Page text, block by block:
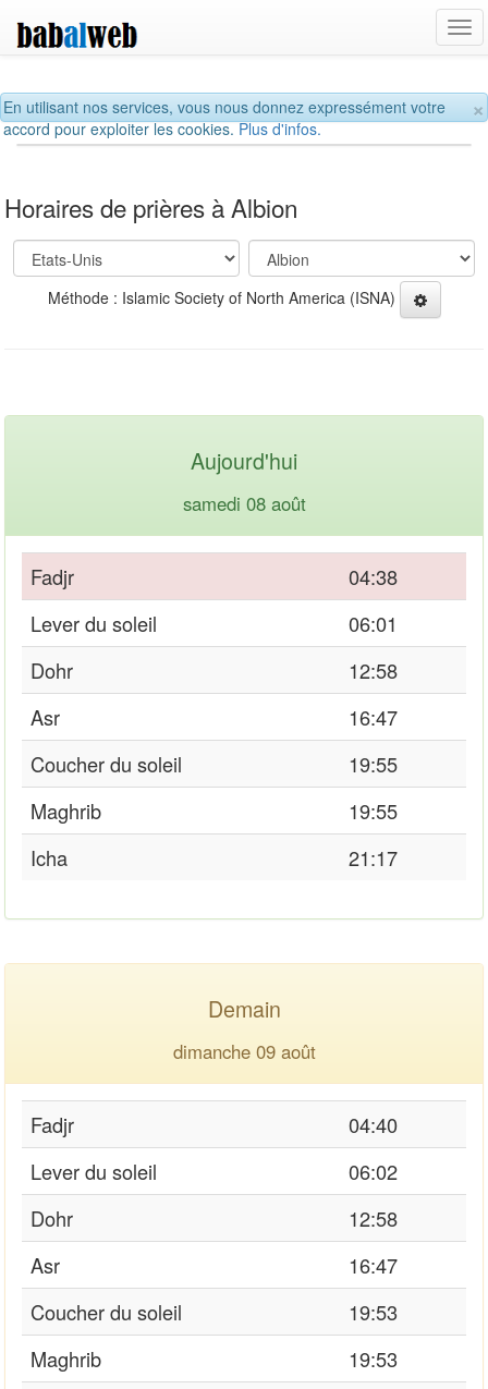
×
En utilisant nos services, vous nous donnez expressément votre
accord pour exploiter les cookies.Plus d'infos.
Horaires de prières à Albion
Méthode : Islamic Society of North America (ISNA)
Aujourd'hui
samedi 08 août
Fadjr
04:38
Lever du soleil
06:01
Dohr
12:58
Asr
16:47
Coucher du soleil
19:55
Maghrib
19:55
Icha
21:17
Demain
dimanche 09 août
Fadjr
04:40
Lever du soleil
06:02
Dohr
12:58
Asr
16:47
Coucher du soleil
19:53
Maghrib
19:53